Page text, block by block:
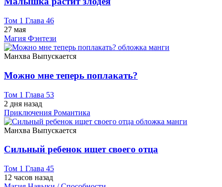
Том 1 Глава 46
27 мая
Магия Фэнтези
Манхва Выпускается
Можно мне теперь поплакать?
Том 1 Глава 53
2 дня назад
Приключения Романтика
Манхва Выпускается
Сильный ребенок ищет своего отца
Том 1 Глава 45
12 часов назад